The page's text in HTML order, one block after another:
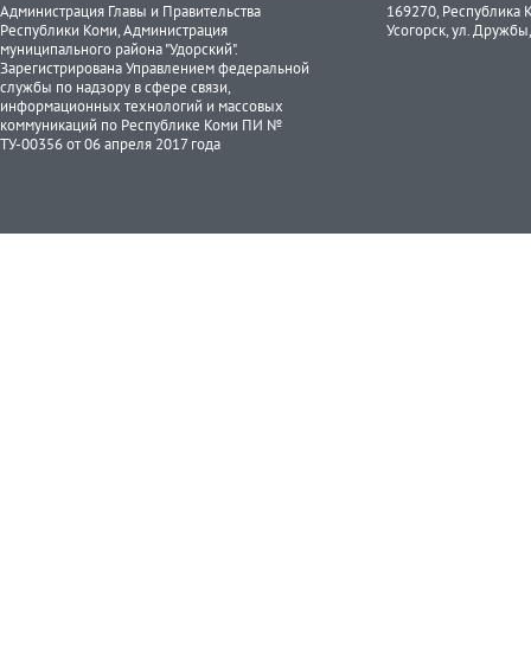
Администрация Главы и Правительства
Республики Коми, Администрация
муниципального района "Удорский".
Зарегистрирована Управлением федеральной
службы по надзору в сфере связи,
информационных технологий и массовых
коммуникаций по Республике Коми ПИ №
ТУ-00356 от 06 апреля 2017 года
169270, Республика
Усогорск, ул.